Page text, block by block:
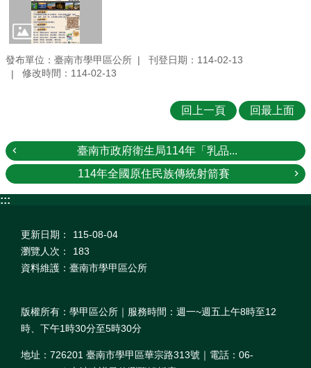
發布單位：臺南市學甲區公所
刊登日期：114-02-13
修改時間：114-02-13
回上一頁 回最上面
臺南市政府衛生局114年「乳品...
114年全國原住民族傳統射箭賽
:::
更新日期：
115-08-04
瀏覽人次：
183
資料維護：臺南市學甲區公所
版權所有：學甲區公所｜服務時間：週一~週五上午8時至12
時、下午1時30分至5時30分
地址：726201 臺南市學甲區華宗路313號｜電話：06-